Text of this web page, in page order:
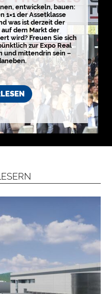
entwickeln, bauen:
1×1 der Assetklasse
was ist derzeit der
auf dem Markt der
wird? Freuen Sie sich
zur Expo Real
und mittendrin sein –